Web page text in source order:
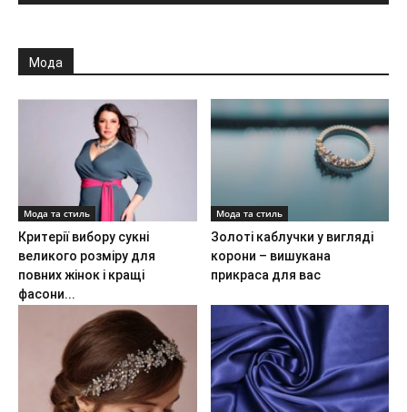
Мода
Мода та стиль
Критерії вибору сукні
великого розміру для
повних жінок і кращі
фасони...
Мода та стиль
Золоті каблучки у вигляді
корони – вишукана
прикраса для вас